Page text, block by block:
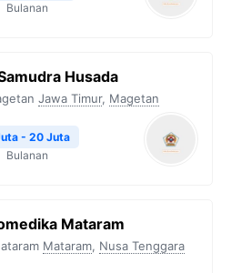
Bulanan
Husada
Jawa Timur, Magetan
- 20 Juta
Bulanan
Mataram
Mataram, Nusa Tenggara